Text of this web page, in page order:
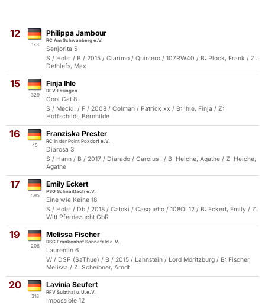
12
173
Philippa Jambour
RC Am Schwanberg e.V.
Senjorita 5
S / Holst / B / 2015 / Clarimo / Quintero / 107RW40 / B: Plock, Frank / Z:
Dethlefs, Max
15
329
Finja Ihle
RFV Essingen
Cool Cat 8
S / Meckl. / F / 2008 / Colman / Patrick xx / B: Ihle, Finja / Z:
Hoffschildt, Bernhilde
16
45
Franziska Prester
RC in der Point Poxdorf e.V.
Diarosa 3
S / Hann / B / 2017 / Diarado / Carolus I / B: Heiche, Agathe / Z: Heiche,
Agathe
17
595
Emily Eckert
PSG Schnaittach e.V.
Eine wie Keine 18
S / Holst / Db / 2018 / Catoki / Casquetto / 108OL12 / B: Eckert, Emily / Z:
Witt Pferdezucht GbR
19
206
Melissa Fischer
RSG Frankenhof Sonnefeld e.V.
Laurentin 6
W / DSP (SaThue) / B / 2015 / Lahnstein / Lord Moritzburg / B: Fischer,
Melissa / Z: Scheibner, Arndt
20
318
Lavinia Seufert
RFV Sulzthal u.U.e.V.
Impossible 12